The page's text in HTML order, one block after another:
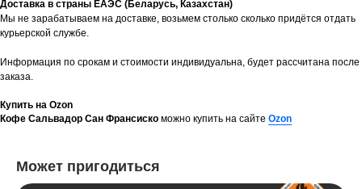
Доставка в страны ЕАЭС (Беларусь, Казахстан)
Мы не зарабатываем на доставке, возьмем столько сколько придётся отдать
курьерской службе.
Информация по срокам и стоимости индивидуальна, будет рассчитана после
заказа.
Купить на Ozon
Кофе Сальвадор Сан Франсиско можно купить на сайте Ozon
Может пригодиться